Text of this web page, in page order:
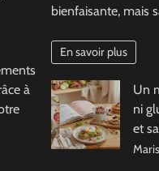
à
bienfaisante, mais
En savoir plus
Un
ni
et